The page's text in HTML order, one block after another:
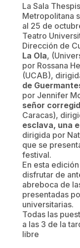
La Sala
Metropolitana
al 25 de
Teatro
Dirección de
La Ola,
por Rossana
(UCAB),
de
por Jennifer
señor
Caracas),
esclava, una
dirigida por
que se
festival.
En esta
disfrutar de
abreboca de
presentadas
universitarias.
Todas las
a las 3 de la
libre